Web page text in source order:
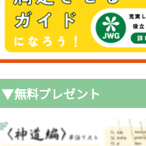
▼無料プレゼント